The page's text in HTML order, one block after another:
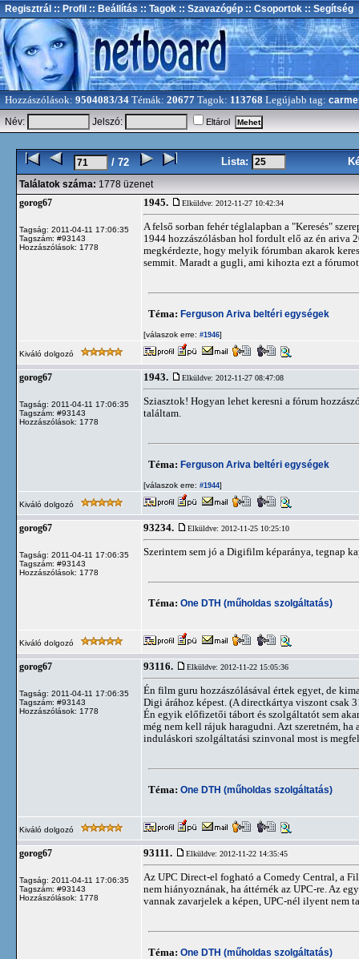
Regisztrál :: Profil :: Beállítás :: Tagok :: Szavazógép :: Csoportok :: Segítség
Hozzászólások: 9504083/34 Témák: 20677 Tagok: 113768 Legújabb tag:
Név:
Jelszó: Eltárol
/ 72 Lista:
Találatok száma: 1778 üzenet
gorog67
Tagság: 2011-04-11 17:06:35
Tagszám: #93143
Hozzászólások: 1778
1945. Elküldve: 2012-11-27 10:42:34
A felső sorban fehér téglalapban a "Keresés"
1944 hozzászólásban hol fordult elő az én ariva
megkérdezte, hogy melyik fórumban akarok
semmit. Maradt a gugli, ami kihozta ezt a
Téma: Ferguson Ariva beltéri egységek
[válaszok erre: #1946]
Kiváló dolgozó
gorog67
Tagság: 2011-04-11 17:06:35
Tagszám: #93143
Hozzászólások: 1778
1943. Elküldve: 2012-11-27 08:47:08
Sziasztok! Hogyan lehet keresni a fórum
találtam.
Téma: Ferguson Ariva beltéri egységek
[válaszok erre: #1944]
Kiváló dolgozó
gorog67
Tagság: 2011-04-11 17:06:35
Tagszám: #93143
Hozzászólások: 1778
93234. Elküldve: 2012-11-25 10:25:10
Szerintem sem jó a Digifilm képaránya, tegnap
Téma: One DTH (műholdas szolgáltatás)
Kiváló dolgozó
gorog67
Tagság: 2011-04-11 17:06:35
Tagszám: #93143
Hozzászólások: 1778
93116. Elküldve: 2012-11-22 15:05:36
Én film guru hozzászólásával értek egyet, de
Digi árához képest. (A directkártya viszont csak
Én egyik előfizetői tábort és szolgáltatót sem
még nem kell rájuk haragudni. Azt szeretném,
induláskori szolgáltatási szinvonal most is
Téma: One DTH (műholdas szolgáltatás)
Kiváló dolgozó
gorog67
Tagság: 2011-04-11 17:06:35
Tagszám: #93143
Hozzászólások: 1778
93111. Elküldve: 2012-11-22 14:35:45
Az UPC Direct-el fogható a Comedy Central, a
nem hiányoznának, ha áttérnék az UPC-re. Az
vannak zavarjelek a képen, UPC-nél ilyent nem
Téma: One DTH (műholdas szolgáltatás)